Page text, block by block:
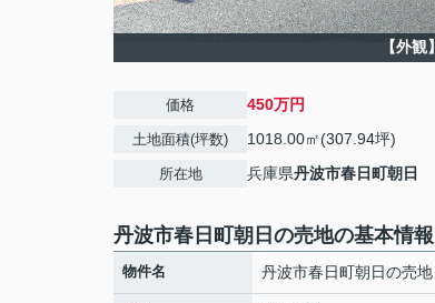
【外観】
価格 450万円
土地面積(坪数) 1018.00㎡(307.94坪)
所在地 兵庫県丹波市春日町朝日
丹波市春日町朝日の売地の基本情報
物件名 丹波市春日町朝日の売地